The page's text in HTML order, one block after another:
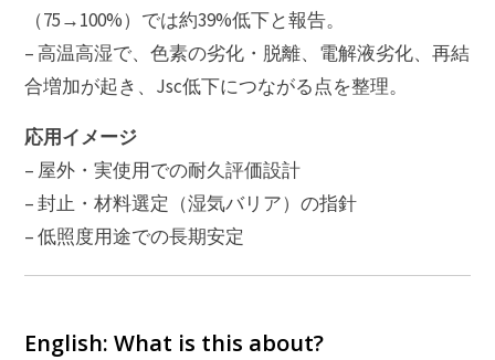
（75→100%）では約39%低下と報告。
– 高温高湿で、色素の劣化・脱離、電解液劣化、再結
合増加が起き、Jsc低下につながる点を整理。
応用イメージ
– 屋外・実使用での耐久評価設計
– 封止・材料選定（湿気バリア）の指針
– 低照度用途での長期安定
English: What is this about?